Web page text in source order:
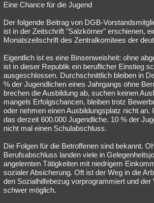
Eine Chance für die Jugend
Der folgende Beitrag von DGB-
ist in der Zeitschrift "Salzkörner" erschienen,
Monatszeitschrift des Zentralkomitees der
Eigentlich ist es eine Binsenweisheit: ohne
ist in dieser Republik ein beruflicher Einstieg
ausgeschlossen. Durchschnittlich bleiben in
% der Jugendlichen eines Jahrgangs ohne
brechen die Ausbildung ab, suchen keinen
mangels Erfolgschancen, bleiben trotz
oder nehmen einen Ausbildungsplatz nicht an.
das derzeit 600.000 Jugendliche. 10 % der
nicht mal einen Schulabschluss.
Die Folgen für die Betroffenen sind bekannt.
Berufsabschluss landen viele in
angelernten Tätigkeiten mit niedrigem
sozialer Absicherung. Oft ist der Weg in die
den Sozialhilfebezug vorprogrammiert und der
schwer möglich.